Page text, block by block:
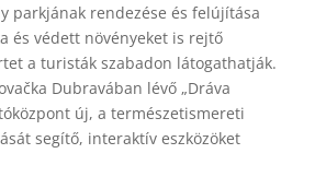
parkjának rendezése és felújítása
és védett növényeket is rejtő
a turisták szabadon látogathatják.
Dubravában lévő „Dráva
új, a természetismereti
segítő, interaktív eszközöket